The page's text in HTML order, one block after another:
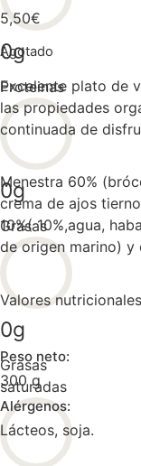
0g
Proteinas
0g
Grasas
0g
Grasas
saturadas
5,50€
Agotado
Excelente plato de
las propiedades
continuada de
Menestra 60%
crema de ajos
10%( 10%,agua,
de origen marino) y
Valores
Peso neto:
300 g
Alérgenos:
Lácteos, soja.